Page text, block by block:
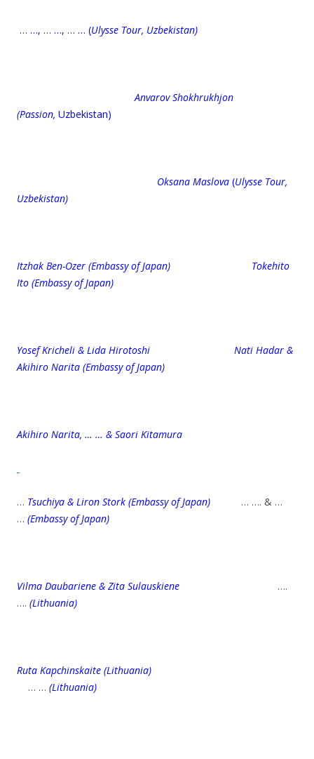
… …, … …, … … (Ulysse Tour, Uzbekistan)
Anvarov Shokhrukhjon
(Passion, Uzbekistan)
Oksana Maslova (Ulysse Tour,
Uzbekistan)
Itzhak Ben-Ozer (Embassy of Japan) Tokehito
Ito (Embassy of Japan)
Yosef Kricheli & Lida Hirotoshi Nati Hadar &
Akihiro Narita (Embassy of Japan)
Akihiro Narita, … … & Saori Kitamura
… Tsuchiya & Liron Stork (Embassy of Japan) … …. & …
… (Embassy of Japan)
Vilma Daubariene & Zita Sulauskiene
….
…. (Lithuania)
Ruta Kapchinskaite (Lithuania)
… … (Lithuania)